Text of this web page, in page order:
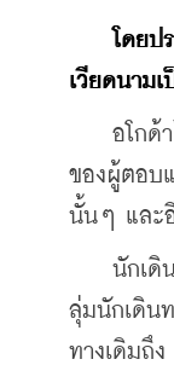
โดยป
เวียดนาม
อโกด้าไ
ของผู้ตอบ
นั้นๆ และอี
นักเดินท
ลุ่มนักเดิน
ทางเดิมถึ